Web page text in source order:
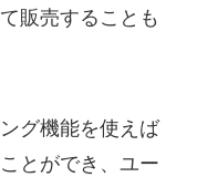
販売することも
グ機能を使えば
とができ、ユー